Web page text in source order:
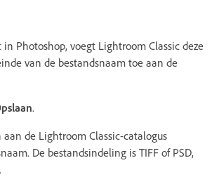
Photoshop, voegt Lightroom Classic deze
van de bestandsnaam toe aan de
.
de Lightroom Classic-catalogus
De bestandsindeling is TIFF of PSD,